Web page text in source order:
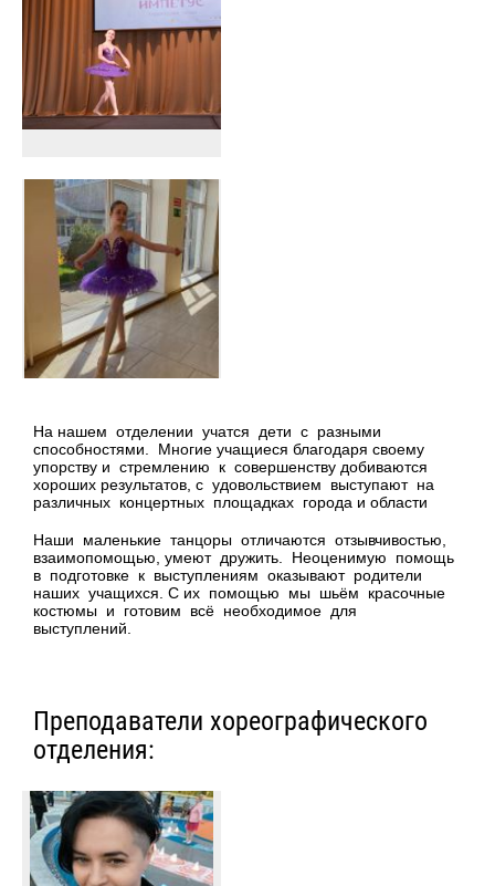
На нашем отделении учатся дети с разными
способностями. Многие учащиеся благодаря своему
упорству и стремлению к совершенству добиваются
хороших результатов, с удовольствием выступают на
различных концертных площадках города и области
Наши маленькие танцоры отличаются отзывчивостью,
взаимопомощью, умеют дружить. Неоценимую помощь
в подготовке к выступлениям оказывают родители
наших учащихся. С их помощью мы шьём красочные
костюмы и готовим всё необходимое для
выступлений.
Преподаватели хореографического
отделения: